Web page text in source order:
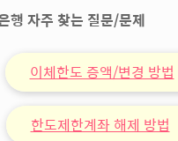
행 자주 찾는 질문/문제
이체한도 증액/변경 방법
한도제한계좌 해제 방법